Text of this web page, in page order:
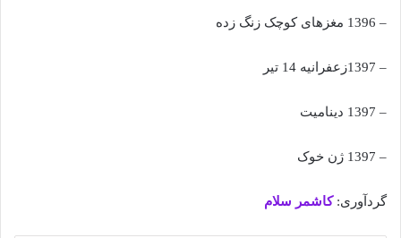
– 1396 مغزهای کوچک زنگ زده
– 1397زعفرانیه 14 تیر
– 1397 دینامیت
– 1397 ژن خوک
گردآوری: کاشمر سلام